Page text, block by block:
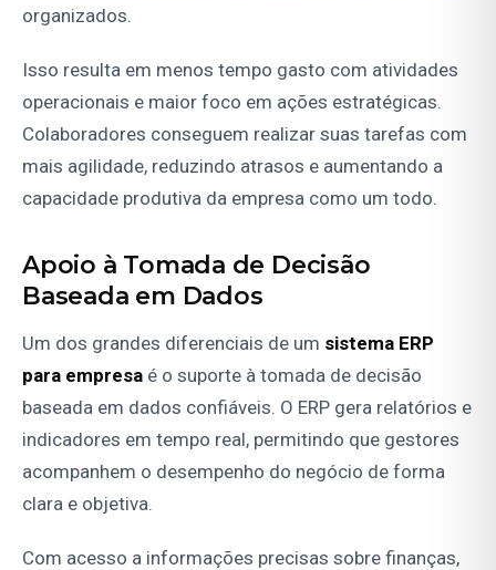
organizados.
Isso resulta em menos tempo gasto com atividades
operacionais e maior foco em ações estratégicas.
Colaboradores conseguem realizar suas tarefas com
mais agilidade, reduzindo atrasos e aumentando a
capacidade produtiva da empresa como um todo.
Apoio à Tomada de Decisão
Baseada em Dados
Um dos grandes diferenciais de um sistema ERP
para empresa é o suporte à tomada de decisão
baseada em dados confiáveis. O ERP gera relatórios e
indicadores em tempo real, permitindo que gestores
acompanhem o desempenho do negócio de forma
clara e objetiva.
Com acesso a informações precisas sobre finanças,